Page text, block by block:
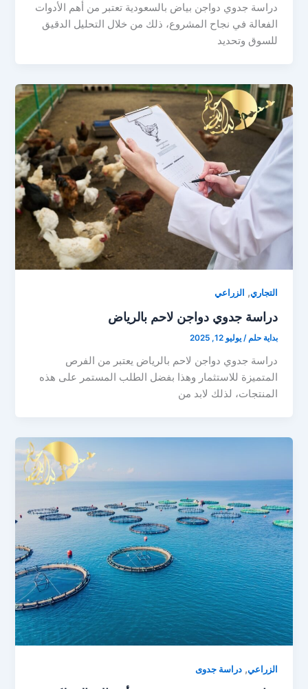
دراسة جدوي دواجن بياض بالسعودية تعتبر من أهم الأدوات
الفعالة في نجاح المشروع، ذلك من خلال التحليل الدقيق
للسوق وتحديد
التجاري, الزراعي
دراسة جدوي دواجن لاحم بالرياض
بداية حلم/يوليو 12, 2025
دراسة جدوي دواجن لاحم بالرياض يعتبر من الفرص
المتميزة للاستثمار وهذا بفضل الطلب المستمر على هذه
المنتجات، لذلك لابد من
الزراعي,دراسة جدوى